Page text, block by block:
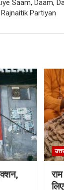
Saam, Daam,
Partiyan